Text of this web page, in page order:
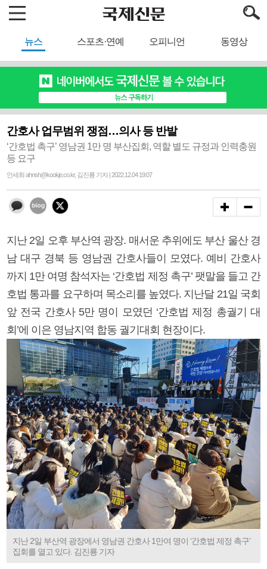
뉴스 스포츠·연예 오피니언 동영상
간호사 업무범위 쟁점…의사 등 반발
‘간호법 촉구’ 영남권 1만 명 부산집회, 역할 별도 규정과 인력충원
등 요구
안세희 ahnsh@kookje.co.kr, 김진룡 기자 | 2022.12.04 19:07
지난 2일 오후 부산역 광장. 매서운 추위에도 부산 울산 경
남 대구 경북 등 영남권 간호사들이 모였다. 예비 간호사
까지 1만 여명 참석자는 ‘간호법 제정 촉구’ 팻말을 들고 간
호법 통과를 요구하며 목소리를 높였다. 지난달 21일 국회
앞 전국 간호사 5만 명이 모였던 ‘간호법 제정 총궐기 대
회’에 이은 영남지역 합동 궐기대회 현장이다.
지난 2일 부산역 광장에서 영남권 간호사 1만여 명이 ‘간호법 제정 촉구’
집회를 열고 있다. 김진룡 기자